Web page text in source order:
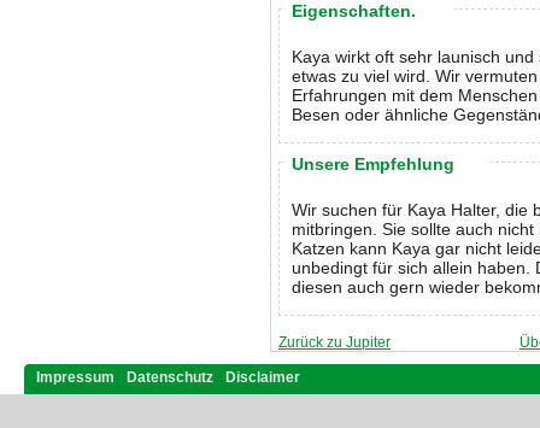
Eigenschaften.
Kaya wirkt oft sehr launisch
etwas zu viel wird. Wir
Erfahrungen mit dem
Besen oder ähnliche
Unsere Empfehlung
Wir suchen für Kaya Halter, die
mitbringen. Sie sollte auch
Katzen kann Kaya gar nicht
unbedingt für sich allein haben.
diesen auch gern wieder
Zurück zu Jupiter
Impressum Datenschutz Disclaimer